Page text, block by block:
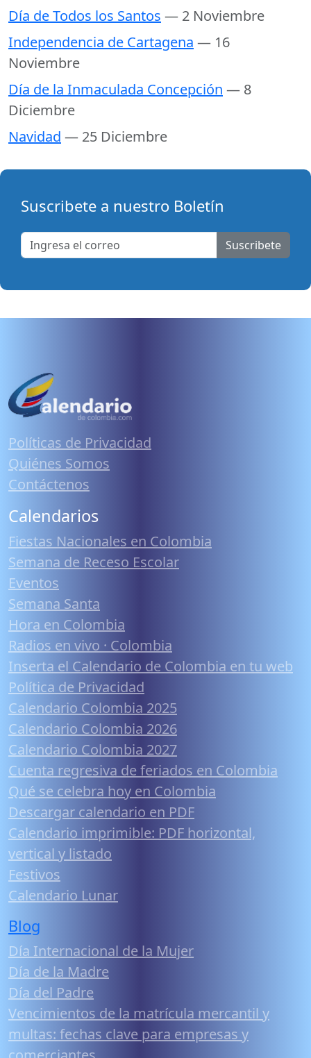
Día de Todos los Santos — 2 Noviembre
Independencia de Cartagena — 16
Noviembre
Día de la Inmaculada Concepción — 8
Diciembre
Navidad — 25 Diciembre
Suscribete a nuestro Boletín
Suscribete
Políticas de Privacidad
Quiénes Somos
Contáctenos
Calendarios
Fiestas Nacionales en Colombia
Semana de Receso Escolar
Eventos
Semana Santa
Hora en Colombia
Radios en vivo · Colombia
Inserta el Calendario de Colombia en tu web
Política de Privacidad
Calendario Colombia 2025
Calendario Colombia 2026
Calendario Colombia 2027
Cuenta regresiva de feriados en Colombia
Qué se celebra hoy en Colombia
Descargar calendario en PDF
Calendario imprimible: PDF horizontal,
vertical y listado
Festivos
Calendario Lunar
Blog
Día Internacional de la Mujer
Día de la Madre
Día del Padre
Vencimientos de la matrícula mercantil y
multas: fechas clave para empresas y